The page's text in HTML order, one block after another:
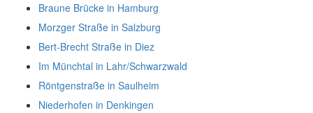
Braune Brücke in Hamburg
Morzger Straße in Salzburg
Bert-Brecht Straße in Diez
Im Münchtal in Lahr/Schwarzwald
Röntgenstraße in Saulheim
Niederhofen in Denkingen